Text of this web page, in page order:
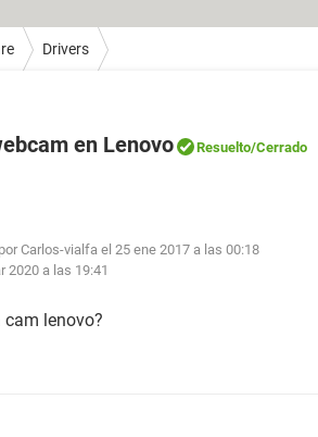
Drivers
en Lenovo Resuelto/Cerrado
Carlos-vialfa el 25 ene 2017 a las 00:18
2020 a las 19:41
lenovo?